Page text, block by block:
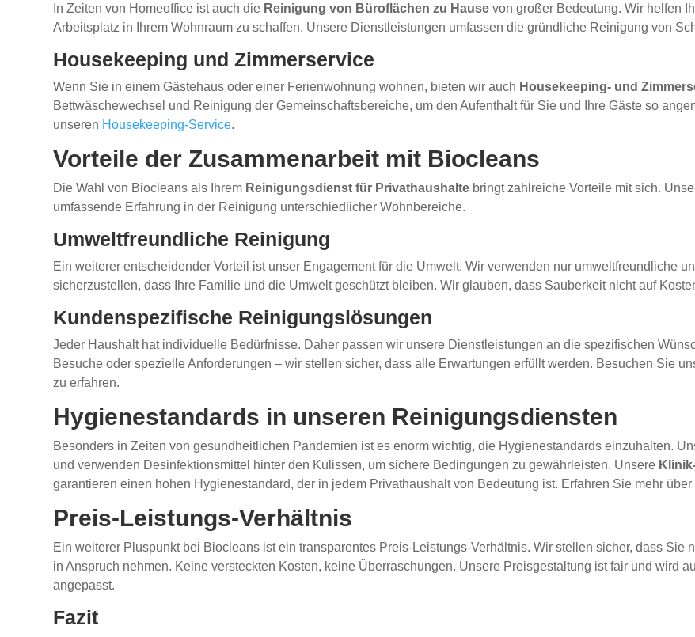
In Zeiten von Homeoffice ist auch die Reinigung von Büroflächen zu Hause von großer Bedeutung. Wir helfen
Arbeitsplatz in Ihrem Wohnraum zu schaffen. Unsere Dienstleistungen umfassen die gründliche Reinigung von
Housekeeping und Zimmerservice
Wenn Sie in einem Gästehaus oder einer Ferienwohnung wohnen, bieten wir auch Housekeeping- und
Bettwäschewechsel und Reinigung der Gemeinschaftsbereiche, um den Aufenthalt für Sie und Ihre Gäste so
unseren Housekeeping-Service.
Vorteile der Zusammenarbeit mit Biocleans
Die Wahl von Biocleans als Ihrem Reinigungsdienst für Privathaushalte bringt zahlreiche Vorteile mit sich.
umfassende Erfahrung in der Reinigung unterschiedlicher Wohnbereiche.
Umweltfreundliche Reinigung
Ein weiterer entscheidender Vorteil ist unser Engagement für die Umwelt. Wir verwenden nur umweltfreundliche
sicherzustellen, dass Ihre Familie und die Umwelt geschützt bleiben. Wir glauben, dass Sauberkeit nicht auf
Kundenspezifische Reinigungslösungen
Jeder Haushalt hat individuelle Bedürfnisse. Daher passen wir unsere Dienstleistungen an die spezifischen
Besuche oder spezielle Anforderungen – wir stellen sicher, dass alle Erwartungen erfüllt werden. Besuchen Sie
zu erfahren.
Hygienestandards in unseren Reinigungsdiensten
Besonders in Zeiten von gesundheitlichen Pandemien ist es enorm wichtig, die Hygienestandards einzuhalten.
und verwenden Desinfektionsmittel hinter den Kulissen, um sichere Bedingungen zu gewährleisten. Unsere
garantieren einen hohen Hygienestandard, der in jedem Privathaushalt von Bedeutung ist. Erfahren Sie mehr
Preis-Leistungs-Verhältnis
Ein weiterer Pluspunkt bei Biocleans ist ein transparentes Preis-Leistungs-Verhältnis. Wir stellen sicher, dass
in Anspruch nehmen. Keine versteckten Kosten, keine Überraschungen. Unsere Preisgestaltung ist fair und wird
angepasst.
Fazit